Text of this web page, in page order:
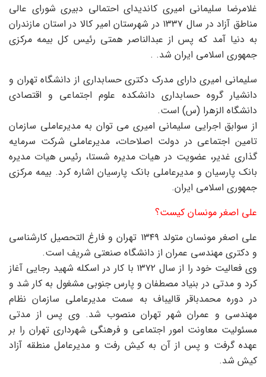
غلامرضا سلیمانی امیری کاندیدای احتمالی دبیری شورای عالی
مناطق آزاد در سال ۱۳۳۷ در شهرستان امیر کالا در استان مازندران
به دنیا آمد که پس از عبدالناصر همتی رئیس کل بیمه مرکزی
جمهوری اسلامی ایران شد. .
سلیمانی امیری دارای مدرک دکتری حسابداری از دانشگاه تهران و
دانشیار گروه حسابداری دانشکده علوم اجتماعی و اقتصادی
دانشگاه الزهرا (س) است.
از سوابق اجرایی سلیمانی امیری می توان به مدیرعاملی سازمان
تامین اجتماعی در دولت اصلاحات، مدیرعاملی شرکت سرمایه
گذاری غدیر، عضویت در هیات مدیره شستا، رئیس هیات مدیره
بانک پارسیان و مدیرعاملی بانک پارسیان اشاره کرد. بیمه مرکزی
جمهوری اسلامی ایران.
علی اصغر مونسان کیست؟
علی اصغر مونسان متولد ۱۳۴۹ تهران و فارغ التحصیل کارشناسی
و دکتری مهندسی عمران از دانشگاه صنعتی شریف است.
وی فعالیت خود را از سال ۱۳۷۲ با کار در اسکله شهید رجایی آغاز
کرد و مدتی در بنیاد مصطفان و پارس جنوبی مشغول به کار شد و
در دوره محمدباقر قالیباف به سمت مدیرعاملی سازمان نظام
مهندسی و عمران شهر تهران منصوب شد. وی پس از مدتی
مسئولیت معاونت امور اجتماعی و فرهنگی شهرداری تهران را بر
عهده گرفت و پس از آن به کیش رفت و مدیرعامل منطقه آزاد
کیش شد.